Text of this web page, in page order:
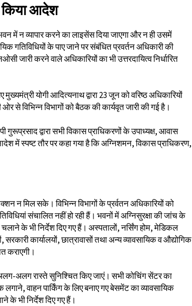
आदेश
में न व्यापार करने का लाइसेंस दिया जाएगा और न ही उसमें
गतिविधियों के पाए जाने पर संबंधित प्रवर्तन अधिकारी की
जारी करने वाले अधिकारियों का भी उत्तरदायित्व निर्धारित
योगी आदित्यनाथ द्वारा 23 जून को वरिष्ठ अधिकारियों
से विभिन्न विभागों को बैठक की कार्यवृत जारी की गई है।
द्वारा सभी विकास प्राधिकरणों के उपाध्यक्ष, आवास
में स्पष्ट तौर पर कहा गया है कि अग्निशमन, विकास प्राधिकरण,
न मिल सके। विभिन्न विभागों के प्रर्वतन अधिकारियों को
संचालित नहीं हो रही हैं। भवनों में अग्निसुरक्षा की जांच के
के भी निर्देश दिए गए हैं। अस्पतालों, नर्सिंग होम, मेडिकल
कार्यालयों, छात्रावासों तथा अन्य व्यावसायिक व औद्योगिक
कराएगी।
अलग रास्ते सुनिश्चित किए जाएं। सभी कोचिंग सेंटर का
वाहन पार्किंग के लिए बनाए गए बेसमेंट का व्यावसायिक
के भी निर्देश दिए गए हैं।